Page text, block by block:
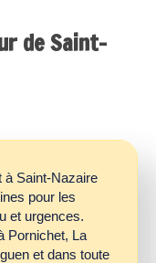
de Saint-
à Saint-Nazaire
pour les
et urgences.
Pornichet, La
et dans toute